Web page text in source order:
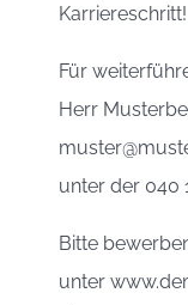
Karriereschritt!
Für
Herr
unter der 040
Bitte
unter